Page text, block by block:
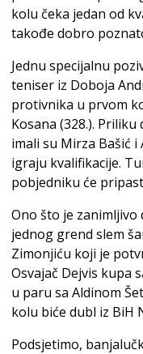
kolu čeka jedan od
takođe dobro
Jednu specijalnu
teniser iz Doboja
protivnika u prvom
Kosana (328.).
imali su Mirza Bašić
igraju kvalifikacije.
pobjedniku će
Ono što je zanimljivo
jednog grend slem
Zimonjiću koji je
Osvajač Dejvis kupa
u paru sa Aldinom
kolu biće dubl iz BiH
Podsjetimo,